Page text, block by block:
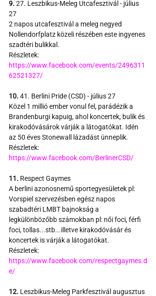
9. 27. Leszbikus-Meleg Utcafesztivál - július
27
2 napos utcafesztivál a meleg negyed
Nollendorfplatz közeli részében este ingyenes
szadtéri bulikkal.
Részletek:
https://www.facebook.com/events/2496311
62521327/
10. 41. Berlini Pride (CSD) - július 27
Közel 1 millió ember vonul fel, parádézik a
Brandenburgi kapuig, ahol koncertek, bulik és
kirakodóvásárok várják a látogatókat. Idén
az 50 éves Stonewall lázadást ünneplik.
Részletek:
https://www.facebook.com/BerlinerCSD/
11. Respect Gaymes
A berlini azonosnemű sportegyesületek pl:
Vorspiel szervezésben egész napos
szabadtéri LMBT bajnokság a
legkülönbözőbb számokban pl: női foci, férfi
foci, tollas...stb...illetve kirakodóvásár és
koncertek is várják a látogatókat.
Részletek:
https://www.facebook.com/respectgaymes.d
e/
12. Leszbikus-Meleg Parkfesztivál augusztus